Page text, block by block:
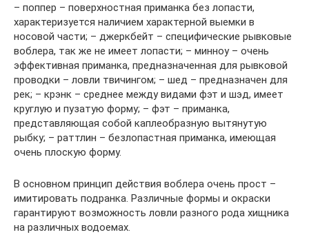
– поппер – поверхностная приманка без лопасти,
характеризуется наличием характерной выемки в
носовой части; – джеркбейт – специфические рывковые
воблера, так же не имеет лопасти; – минноу – очень
эффективная приманка, предназначенная для рывковой
проводки – ловли твичингом; – шед – предназначен для
рек; – крэнк – среднее между видами фэт и шэд, имеет
круглую и пузатую форму; – фэт – приманка,
представляющая собой каплеобразную вытянутую
рыбку; – раттлин – безлопастная приманка, имеющая
очень плоскую форму.
В основном принцип действия воблера очень прост –
имитировать подранка. Различные формы и окраски
гарантируют возможность ловли разного рода хищника
на различных водоемах.